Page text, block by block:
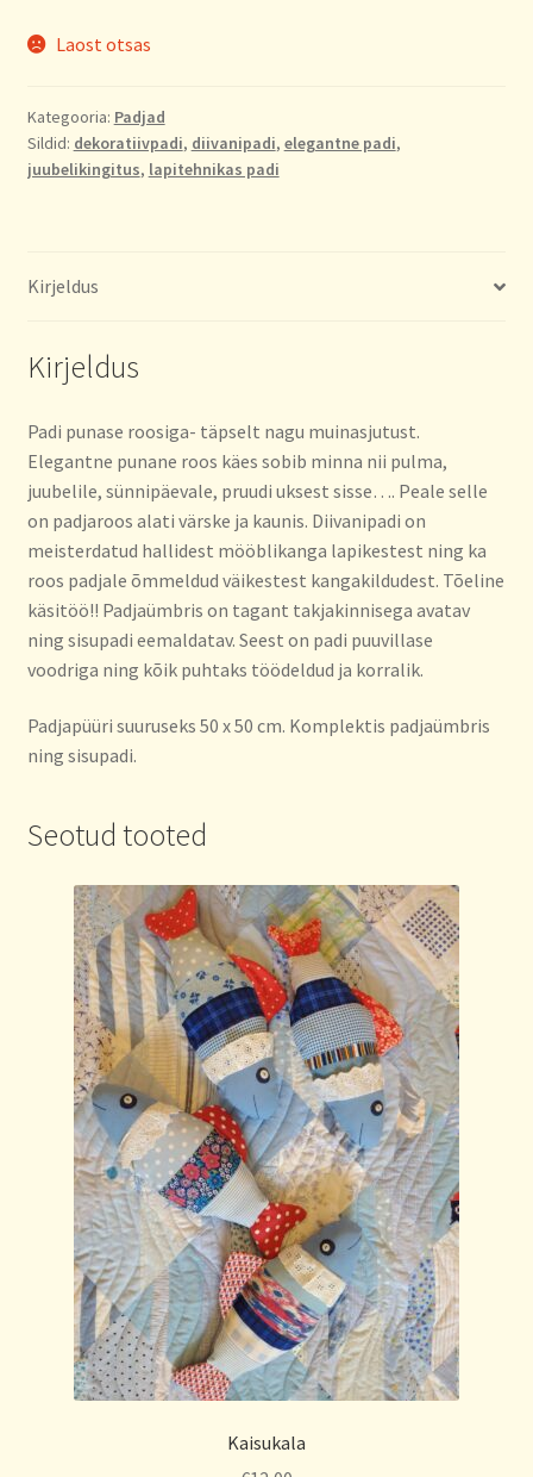
Laost otsas
Kategooria: Padjad
Sildid: dekoratiivpadi, diivanipadi, elegantne padi,
juubelikingitus, lapitehnikas padi
Kirjeldus
Kirjeldus
Padi punase roosiga- täpselt nagu muinasjutust.
Elegantne punane roos käes sobib minna nii pulma,
juubelile, sünnipäevale, pruudi uksest sisse…. Peale selle
on padjaroos alati värske ja kaunis. Diivanipadi on
meisterdatud hallidest mööblikanga lapikestest ning ka
roos padjale õmmeldud väikestest kangakildudest. Tõeline
käsitöö!! Padjaümbris on tagant takjakinnisega avatav
ning sisupadi eemaldatav. Seest on padi puuvillase
voodriga ning kõik puhtaks töödeldud ja korralik.
Padjapüüri suuruseks 50 x 50 cm. Komplektis padjaümbris
ning sisupadi.
Seotud tooted
Kaisukala